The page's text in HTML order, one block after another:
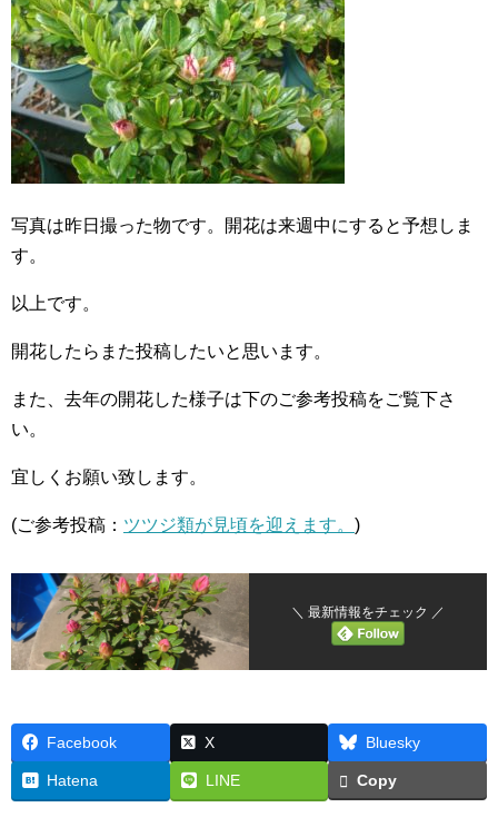
写真は昨日撮った物です。開花は来週中にすると予想しま
す。
以上です。
開花したらまた投稿したいと思います。
また、去年の開花した様子は下のご参考投稿をご覧下さ
い。
宜しくお願い致します。
(ご参考投稿： ツツジ類が見頃を迎えます。 )
＼ 最新情報をチェック ／
Facebook X Bluesky
Hatena LINE Copy